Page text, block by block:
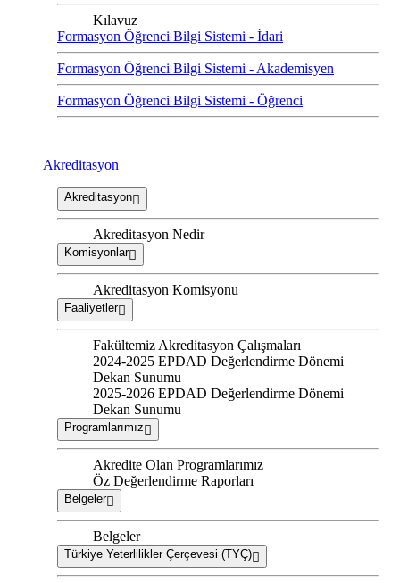
Kılavuz
Formasyon Öğrenci Bilgi Sistemi - İdari
Formasyon Öğrenci Bilgi Sistemi - Akademisyen
Formasyon Öğrenci Bilgi Sistemi - Öğrenci
Akreditasyon
Akreditasyon
Akreditasyon Nedir
Komisyonlar
Akreditasyon Komisyonu
Faaliyetler
Fakültemiz Akreditasyon Çalışmaları
2024-2025 EPDAD Değerlendirme Dönemi
Dekan Sunumu
2025-2026 EPDAD Değerlendirme Dönemi
Dekan Sunumu
Programlarımız
Akredite Olan Programlarımız
Öz Değerlendirme Raporları
Belgeler
Belgeler
Türkiye Yeterlilikler Çerçevesi (TYÇ)